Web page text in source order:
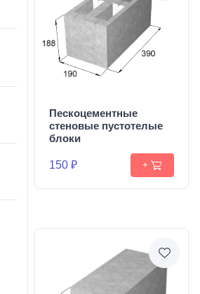
Пескоцементные
стеновые пустотелые
блоки
150 ₽ +